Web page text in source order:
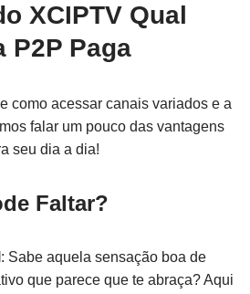
XCIPTV Qual
P2P Paga
como acessar canais variados e a
falar um pouco das vantagens
seu dia a dia!
Faltar?
: Sabe aquela sensação boa de
que parece que te abraça? Aqui